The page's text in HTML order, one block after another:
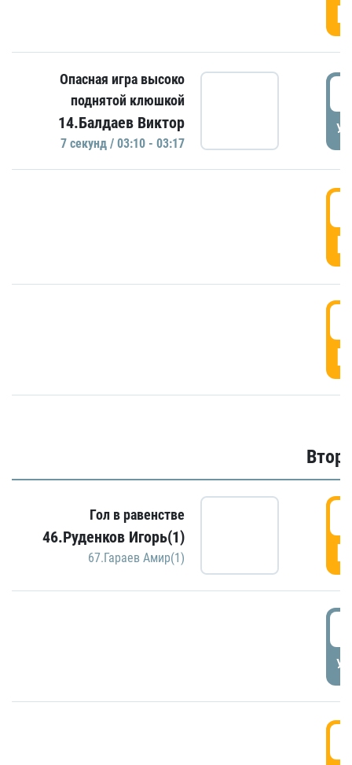
Опасная игра высоко
поднятой клюшкой
14.Балдаев Виктор
7 секунд / 03:10 - 03:17
Гол в равенстве
46.Руденков Игорь(1)
67.Гараев Амир(1)